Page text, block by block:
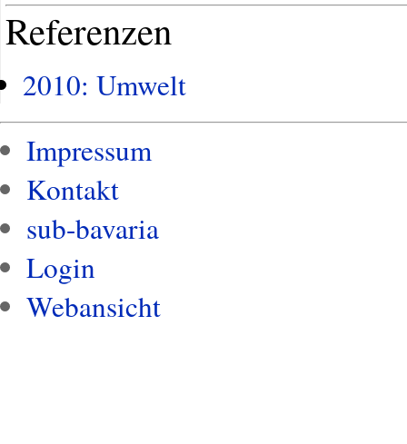
Referenzen
2010: Umwelt
Impressum
Kontakt
sub-bavaria
Login
Webansicht